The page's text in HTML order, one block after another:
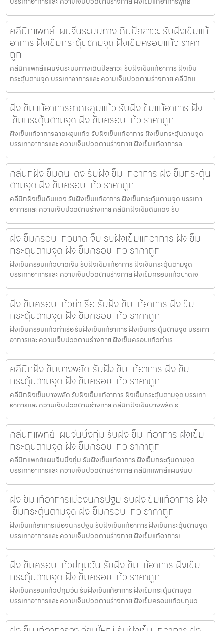
คลีนิกแพทย์แผนจีนระบบทางเดินปัสสาวะ รับฝังเข็มแก้
อาการ ฝังเข็มกระตุ้นตามจุด ฝังเข็มครอบแก้ว ราคา
ถูก
คลีนิกแพทย์แผนจีนระบบทางเดินปัสสาวะ รับฝังเข็มแก้อาการ ฝังเข็ม
กระตุ้นตามจุด บรรเทาอาการและ ความเจ็บปวดตามร่างกาย คลีนิกแ
ฝังเข็มแก้อาการลาดหลุมแก้ว รับฝังเข็มแก้อาการ ฝัง
เข็มกระตุ้นตามจุด ฝังเข็มครอบแก้ว ราคาถูก
ฝังเข็มแก้อาการลาดหลุมแก้ว รับฝังเข็มแก้อาการ ฝังเข็มกระตุ้นตามจุด
บรรเทาอาการและ ความเจ็บปวดตามร่างกาย ฝังเข็มแก้อาการล
คลีนิกฝังเข็มดินแดง รับฝังเข็มแก้อาการ ฝังเข็มกระตุ้น
ตามจุด ฝังเข็มครอบแก้ว ราคาถูก
คลีนิกฝังเข็มดินแดง รับฝังเข็มแก้อาการ ฝังเข็มกระตุ้นตามจุด บรรเทา
อาการและ ความเจ็บปวดตามร่างกาย คลีนิกฝังเข็มดินแดง รับ
ฝังเข็มครอบแก้วบาดเจ็บ รับฝังเข็มแก้อาการ ฝังเข็ม
กระตุ้นตามจุด ฝังเข็มครอบแก้ว ราคาถูก
ฝังเข็มครอบแก้วบาดเจ็บ รับฝังเข็มแก้อาการ ฝังเข็มกระตุ้นตามจุด
บรรเทาอาการและ ความเจ็บปวดตามร่างกาย ฝังเข็มครอบแก้วบาดเจ
ฝังเข็มครอบแก้วท่าเรือ รับฝังเข็มแก้อาการ ฝังเข็ม
กระตุ้นตามจุด ฝังเข็มครอบแก้ว ราคาถูก
ฝังเข็มครอบแก้วท่าเรือ รับฝังเข็มแก้อาการ ฝังเข็มกระตุ้นตามจุด บรรเทา
อาการและ ความเจ็บปวดตามร่างกาย ฝังเข็มครอบแก้วท่าเร
คลีนิกฝังเข็มบางพลัด รับฝังเข็มแก้อาการ ฝังเข็ม
กระตุ้นตามจุด ฝังเข็มครอบแก้ว ราคาถูก
คลีนิกฝังเข็มบางพลัด รับฝังเข็มแก้อาการ ฝังเข็มกระตุ้นตามจุด บรรเทา
อาการและ ความเจ็บปวดตามร่างกาย คลีนิกฝังเข็มบางพลัด ร
คลีนิกแพทย์แผนจีนบึงกุ่ม รับฝังเข็มแก้อาการ ฝังเข็ม
กระตุ้นตามจุด ฝังเข็มครอบแก้ว ราคาถูก
คลีนิกแพทย์แผนจีนบึงกุ่ม รับฝังเข็มแก้อาการ ฝังเข็มกระตุ้นตามจุด
บรรเทาอาการและ ความเจ็บปวดตามร่างกาย คลีนิกแพทย์แผนจีนบ
ฝังเข็มแก้อาการเมืองนครปฐม รับฝังเข็มแก้อาการ ฝัง
เข็มกระตุ้นตามจุด ฝังเข็มครอบแก้ว ราคาถูก
ฝังเข็มแก้อาการเมืองนครปฐม รับฝังเข็มแก้อาการ ฝังเข็มกระตุ้นตามจุด
บรรเทาอาการและ ความเจ็บปวดตามร่างกาย ฝังเข็มแก้อาการเ
ฝังเข็มครอบแก้วปทุมวัน รับฝังเข็มแก้อาการ ฝังเข็ม
กระตุ้นตามจุด ฝังเข็มครอบแก้ว ราคาถูก
ฝังเข็มครอบแก้วปทุมวัน รับฝังเข็มแก้อาการ ฝังเข็มกระตุ้นตามจุด
บรรเทาอาการและ ความเจ็บปวดตามร่างกาย ฝังเข็มครอบแก้วปทุมว